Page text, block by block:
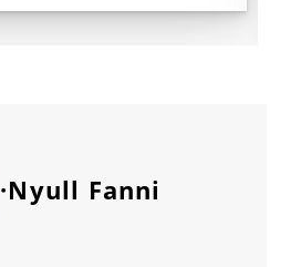
·Nyull Fanni